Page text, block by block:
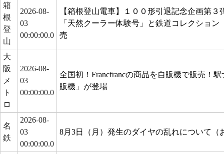
箱
根
登
山
2026-08-
03
00:00:00.0
【箱根登山電車】１００形引退記念企画第
「天然クーラー体験号」と鉄道コレクショ
売
大
阪
メ
ト
ロ
2026-08-
03
00:00:00.0
全国初！Francfrancの商品を自販機で販売！
販機」が登場
名
鉄
2026-08-
03
00:00:00.0
8月3日（月）発生のダイヤの乱れについて（